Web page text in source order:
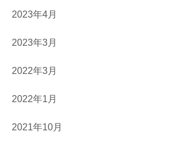
2023年4月
2023年3月
2022年3月
2022年1月
2021年10月